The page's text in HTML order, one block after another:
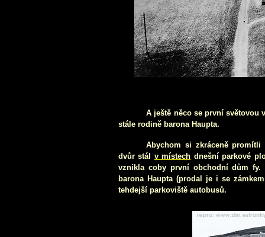
A ještě něco se první světovou
stále rodině barona Haupta.
Abychom si zkráceně promítli
dvůr stál v místech dnešní parkové
vznikla coby první obchodní dům fy.
barona Haupta (prodal je i se
tehdejší parkoviště autobusů.